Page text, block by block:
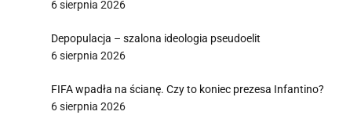
6 sierpnia 2026
Depopulacja – szalona ideologia pseudoelit
6 sierpnia 2026
FIFA wpadła na ścianę. Czy to koniec prezesa Infantino?
6 sierpnia 2026